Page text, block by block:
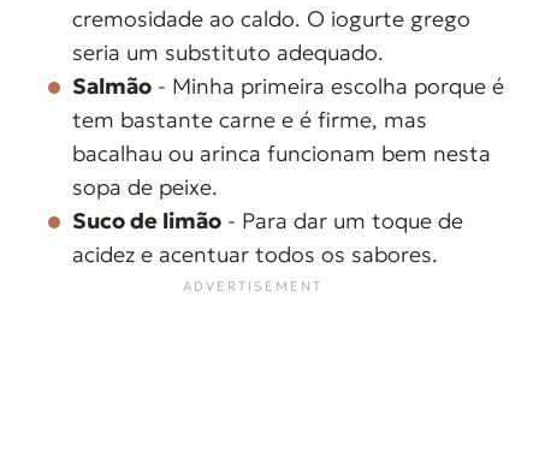
cremosidade ao caldo. O iogurte grego
seria um substituto adequado.
Salmão - Minha primeira escolha porque é
tem bastante carne e é firme, mas
bacalhau ou arinca funcionam bem nesta
sopa de peixe.
Suco de limão - Para dar um toque de
acidez e acentuar todos os sabores.